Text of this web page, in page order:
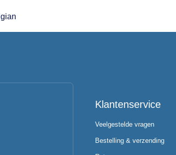
Klantenservice
Veelgestelde vragen
Bestelling & verzending